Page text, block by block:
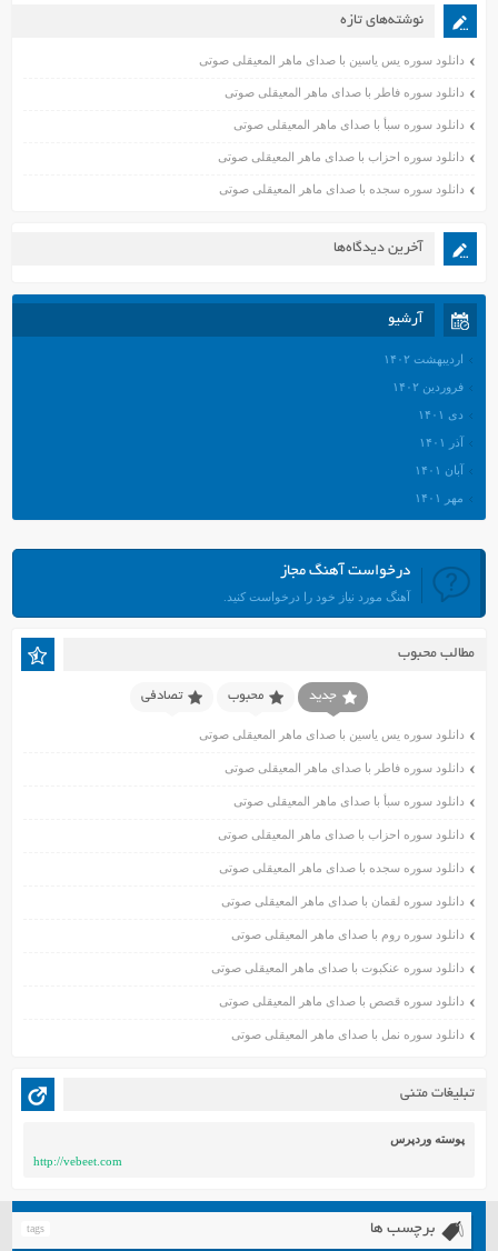
نوشته‌های تازه
دانلود سوره یس یاسین با صدای ماهر المعیقلی صوتی
دانلود سوره فاطر با صدای ماهر المعیقلی صوتی
دانلود سوره سبأ با صدای ماهر المعیقلی صوتی
دانلود سوره احزاب با صدای ماهر المعیقلی صوتی
دانلود سوره سجده با صدای ماهر المعیقلی صوتی
آخرین دیدگاه‌ها
آرشیو
اردیبهشت ۱۴۰۲
فروردین ۱۴۰۲
دی ۱۴۰۱
آذر ۱۴۰۱
آبان ۱۴۰۱
مهر ۱۴۰۱
مرداد ۱۴۰۱
تیر ۱۴۰۱
فروردین ۱۴۰۱
آذر ۱۴۰۰
آبان ۱۴۰۰
اسفند ۱۳۹۹
آبان ۱۳۹۹
مهر ۱۳۹۹
مرداد ۱۳۹۹
فروردین ۱۳۹۸
مرداد ۱۳۹۷
خرداد ۱۳۹۷
درخواست آهنگ مجاز
آهنگ مورد نیاز خود را درخواست کنید.
مطالب محبوب
جدید محبوب تصادفی
دانلود سوره یس یاسین با صدای ماهر المعیقلی صوتی
دانلود سوره فاطر با صدای ماهر المعیقلی صوتی
دانلود سوره سبأ با صدای ماهر المعیقلی صوتی
دانلود سوره احزاب با صدای ماهر المعیقلی صوتی
دانلود سوره سجده با صدای ماهر المعیقلی صوتی
دانلود سوره لقمان با صدای ماهر المعیقلی صوتی
دانلود سوره روم با صدای ماهر المعیقلی صوتی
دانلود سوره عنکبوت با صدای ماهر المعیقلی صوتی
دانلود سوره قصص با صدای ماهر المعیقلی صوتی
دانلود سوره نمل با صدای ماهر المعیقلی صوتی
تبلیغات متنی
پوسته وردپرس
http://vebeet.com
برچسب ها tags